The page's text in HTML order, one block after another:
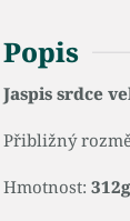
Popis
Jaspis srdce
Přibližný
Hmotnost: 312g